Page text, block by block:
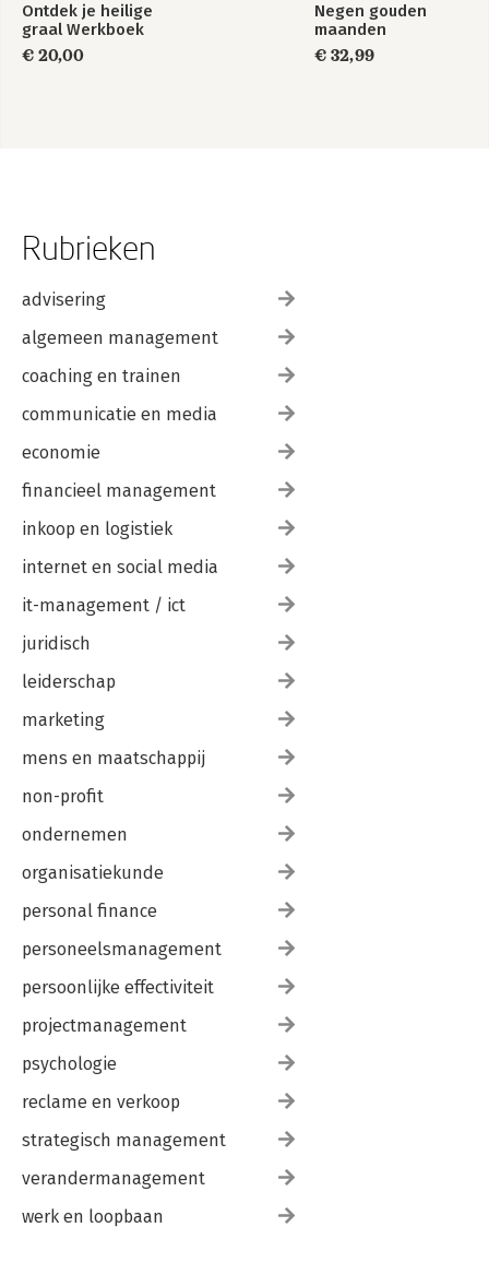
Ontdek je heilige
graal Werkboek
€ 20,00
Negen gouden
maanden
€ 32,99
Rubrieken
advisering
algemeen management
coaching en trainen
communicatie en media
economie
financieel management
inkoop en logistiek
internet en social media
it-management / ict
juridisch
leiderschap
marketing
mens en maatschappij
non-profit
ondernemen
organisatiekunde
personal finance
personeelsmanagement
persoonlijke effectiviteit
projectmanagement
psychologie
reclame en verkoop
strategisch management
verandermanagement
werk en loopbaan